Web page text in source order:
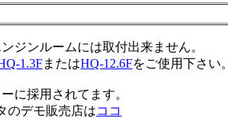
ジンルームには取付出来ません。
1.3FまたはHQ-12.6Fをご使用下さい。
に採用されてます。
のデモ販売店はココ